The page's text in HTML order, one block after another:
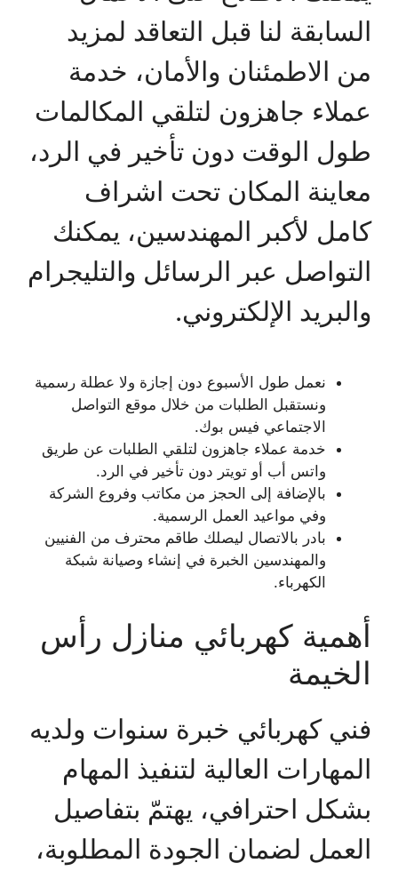
السابقة لنا قبل التعاقد لمزيد
من الاطمئنان والأمان، خدمة
عملاء جاهزون لتلقي المكالمات
طول الوقت دون تأخير في الرد،
معاينة المكان تحت اشراف
كامل لأكبر المهندسين، يمكنك
التواصل عبر الرسائل والتليجرام
والبريد الإلكتروني.
نعمل طول الأسبوع دون إجازة ولا عطلة رسمية
ونستقبل الطلبات من خلال موقع التواصل
الاجتماعي فيس بوك.
خدمة عملاء جاهزون لتلقي الطلبات عن طريق
واتس أب أو تويتر دون تأخير في الرد.
بالإضافة إلى الحجز من مكاتب وفروع الشركة
وفي مواعيد العمل الرسمية.
بادر بالاتصال ليصلك طاقم محترف من الفنيين
والمهندسين الخبرة في إنشاء وصيانة شبكة
الكهرباء.
أهمية كهربائي منازل رأس
الخيمة
فني كهربائي خبرة سنوات ولديه
المهارات العالية لتنفيذ المهام
بشكل احترافي، يهتمّ بتفاصيل
العمل لضمان الجودة المطلوبة،